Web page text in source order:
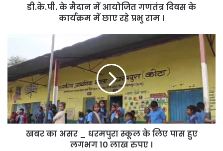
।
डी.के.पी. के मैदान में आयोजित गणतंत्र दिवस के
कार्यक्रम में छाए रहे प्रभु राम ।
असर
_
धरमपुरा
स्कूल
के
लिए
पास
खबर का असर _ धरमपुरा स्कूल के लिए पास हुए
लगभग 10 लाख रुपए ।